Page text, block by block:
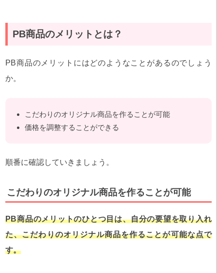
PB商品のメリットとは？
PB商品のメリットにはどのようなことがあるのでしょう
か。
こだわりのオリジナル商品を作ることが可能
価格を調整することができる
順番に確認していきましょう。
こだわりのオリジナル商品を作ることが可能
PB商品のメリットのひとつ目は、自分の要望を取り入れ
た、こだわりのオリジナル商品を作ることが可能な点で
す。